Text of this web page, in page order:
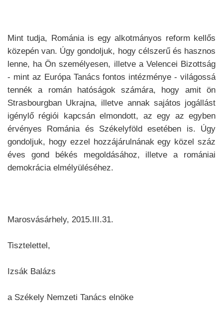
Mint tudja, Románia is egy alkotmányos reform kellős
közepén van. Úgy gondoljuk, hogy célszerű és hasznos
lenne, ha Ön személyesen, illetve a Velencei Bizottság
- mint az Európa Tanács fontos intézménye - világossá
tennék a román hatóságok számára, hogy amit ön
Strasbourgban Ukrajna, illetve annak sajátos jogállást
igénylő régiói kapcsán elmondott, az egy az egyben
érvényes Románia és Székelyföld esetében is. Úgy
gondoljuk, hogy ezzel hozzájárulnának egy közel száz
éves gond békés megoldásához, illetve a romániai
demokrácia elmélyüléséhez.
Marosvásárhely, 2015.III.31.
Tisztelettel,
Izsák Balázs
a Székely Nemzeti Tanács elnöke